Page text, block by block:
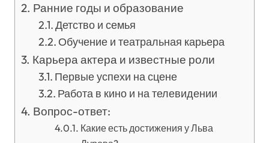
Ранние годы и образование
Детство и семья
Обучение и театральная карьера
Карьера актера и известные роли
Первые успехи на сцене
Работа в кино и на телевидении
Вопрос-ответ:
Какие есть достижения у Льва